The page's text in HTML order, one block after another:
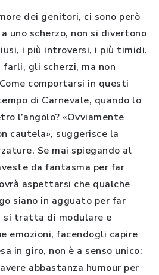
dei genitori, ci sono però
uno scherzo, non si divertono
i più introversi, i più timidi.
gli scherzi, ma non
comportarsi in questi
di Carnevale, quando lo
l’angolo? «Ovviamente
cautela», suggerisce la
Se mai spiegando al
da fantasma per far
aspettarsi che qualche
siano in agguato per far
si tratta di modulare e
emozioni, facendogli capire
in giro, non è a senso unico:
abbastanza humour per